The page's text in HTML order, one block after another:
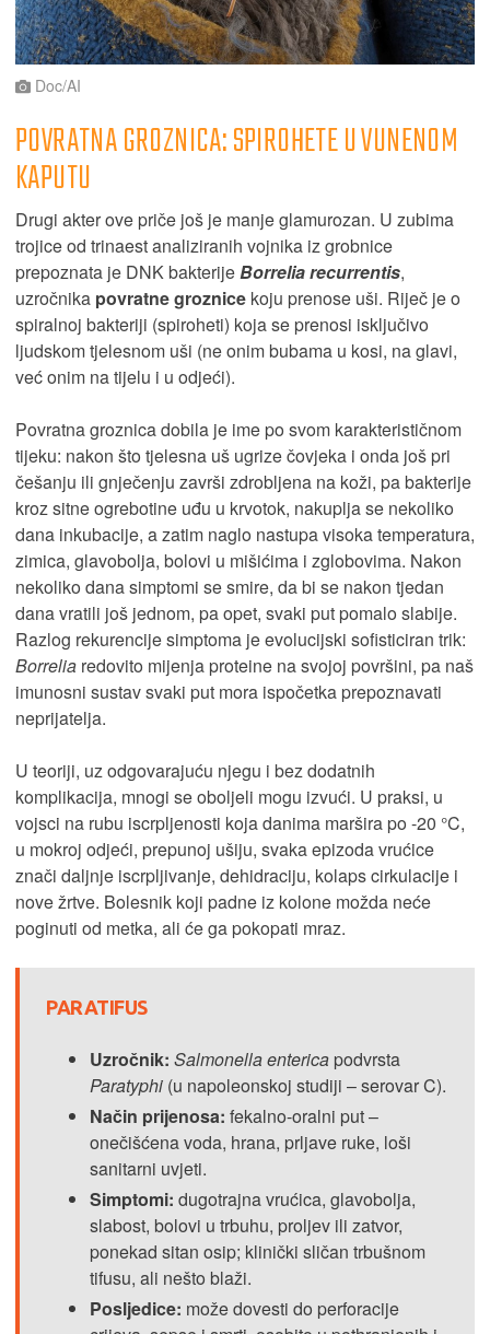
Doc/AI
POVRATNA GROZNICA: SPIROHETE U VUNENOM
KAPUTU
Drugi akter ove priče još je manje glamurozan. U zubima
trojice od trinaest analiziranih vojnika iz grobnice
prepoznata je DNK bakterijeBorrelia recurrentis,
uzročnika povratne groznice koju prenose uši. Riječ je o
spiralnoj bakteriji (spiroheti) koja se prenosi isključivo
ljudskom tjelesnom uši (ne onim bubama u kosi, na glavi,
već onim na tijelu i u odjeći).
Povratna groznica dobila je ime po svom karakterističnom
tijeku: nakon što tjelesna uš ugrize čovjeka i onda još pri
češanju ili gnječenju završi zdrobljena na koži, pa bakterije
kroz sitne ogrebotine uđu u krvotok, nakuplja se nekoliko
dana inkubacije, a zatim naglo nastupa visoka temperatura,
zimica, glavobolja, bolovi u mišićima i zglobovima. Nakon
nekoliko dana simptomi se smire, da bi se nakon tjedan
dana vratili još jednom, pa opet, svaki put pomalo slabije.
Razlog rekurencije simptoma je evolucijski sofisticiran trik:
Borrelia redovito mijenja proteine na svojoj površini, pa naš
imunosni sustav svaki put mora ispočetka prepoznavati
neprijatelja.
U teoriji, uz odgovarajuću njegu i bez dodatnih
komplikacija, mnogi se oboljeli mogu izvući. U praksi, u
vojsci na rubu iscrpljenosti koja danima maršira po -20 °C,
u mokroj odjeći, prepunoj ušiju, svaka epizoda vrućice
znači daljnje iscrpljivanje, dehidraciju, kolaps cirkulacije i
nove žrtve. Bolesnik koji padne iz kolone možda neće
poginuti od metka, ali će ga pokopati mraz.
PARATIFUS
Uzročnik: Salmonella enterica podvrsta
Paratyphi (u napoleonskoj studiji – serovar C).
Način prijenosa: fekalno-oralni put –
onečišćena voda, hrana, prljave ruke, loši
sanitarni uvjeti.
Simptomi: dugotrajna vrućica, glavobolja,
slabost, bolovi u trbuhu, proljev ili zatvor,
ponekad sitan osip; klinički sličan trbušnom
tifusu, ali nešto blaži.
Posljedice: može dovesti do perforacije